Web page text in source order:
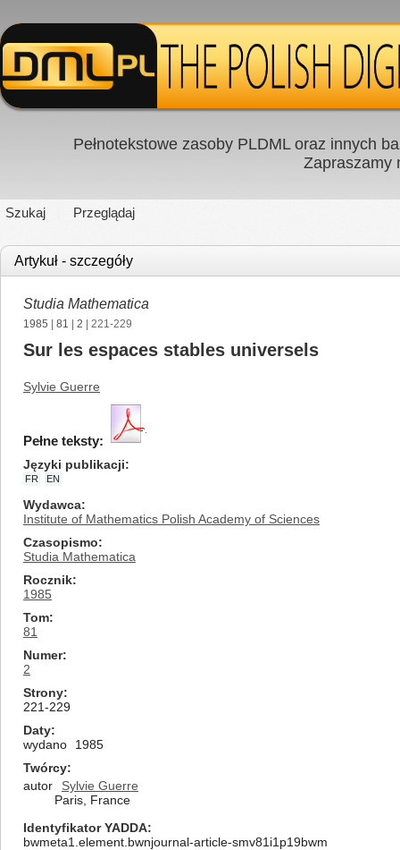
Pełnotekstowe zasoby PLDML oraz innych
Zapraszamy
Szukaj Przeglądaj
Artykuł - szczegóły
Studia Mathematica
1985 81 2 | 221-229
Sur les espaces stables universels
Sylvie Guerre
Pełne teksty:
Języki publikacji
FR EN
Wydawca
Institute of Mathematics Polish Academy of Sciences
Czasopismo
Studia Mathematica
Rocznik
1985
Tom
81
Numer
2
Strony
221-229
Daty
wydano
1985
Twórcy
autor
Sylvie Guerre
Paris, France
Identyfikator YADDA
bwmeta1.element.bwnjournal-article-smv81i1p19bwm